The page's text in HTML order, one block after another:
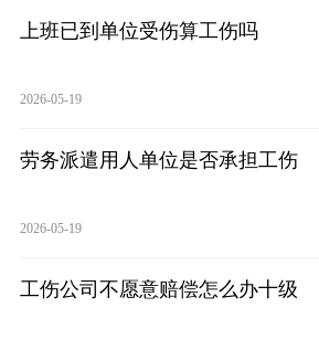
上班已到单位受伤算工伤吗
2026-05-19
劳务派遣用人单位是否承担工伤
2026-05-19
工伤公司不愿意赔偿怎么办十级